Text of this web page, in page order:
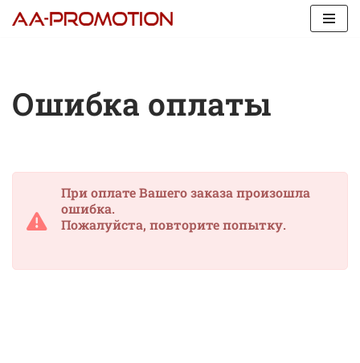
Ошибка оплаты
При оплате Вашего заказа произошла
ошибка.
Пожалуйста, повторите попытку.